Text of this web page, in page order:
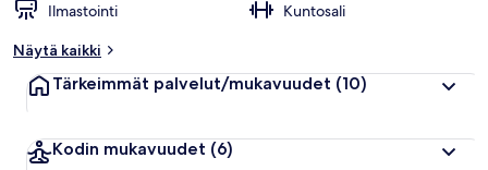
Ilmastointi
Kuntosali
Näytä kaikki
Tärkeimmät palvelut/mukavuudet (10)
Kodin mukavuudet (6)